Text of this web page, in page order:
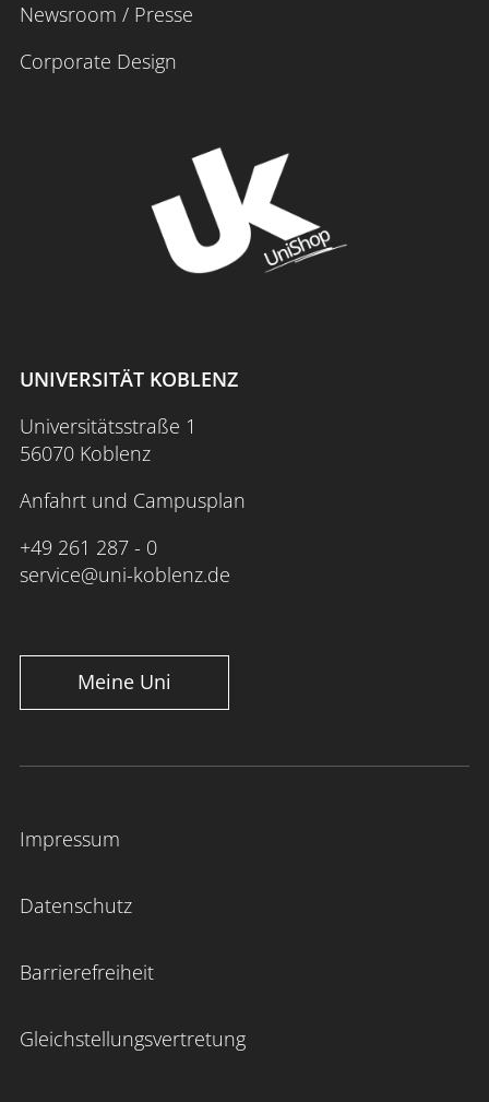
Newsroom / Presse
Corporate Design
UNIVERSITÄT KOBLENZ
Universitätsstraße 1
56070 Koblenz
Anfahrt und Campusplan
+49 261 287 - 0
service@uni-koblenz.de
Meine Uni
Impressum
Datenschutz
Barrierefreiheit
Gleichstellungsvertretung